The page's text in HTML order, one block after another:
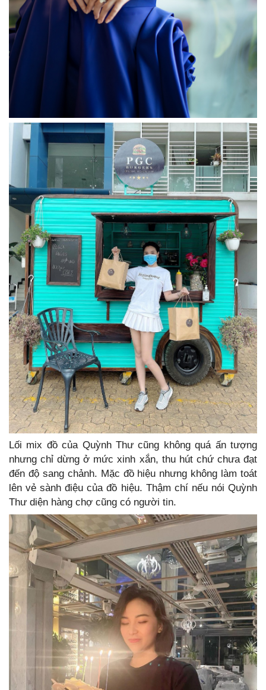
Lối mix đồ của Quỳnh Thư cũng không quá ấn tượng
nhưng chỉ dừng ở mức xinh xắn, thu hút chứ chưa đạt
đến độ sang chảnh. Mặc đồ hiệu nhưng không làm toát
lên vẻ sành điệu của đồ hiệu. Thậm chí nếu nói Quỳnh
Thư diện hàng chợ cũng có người tin.